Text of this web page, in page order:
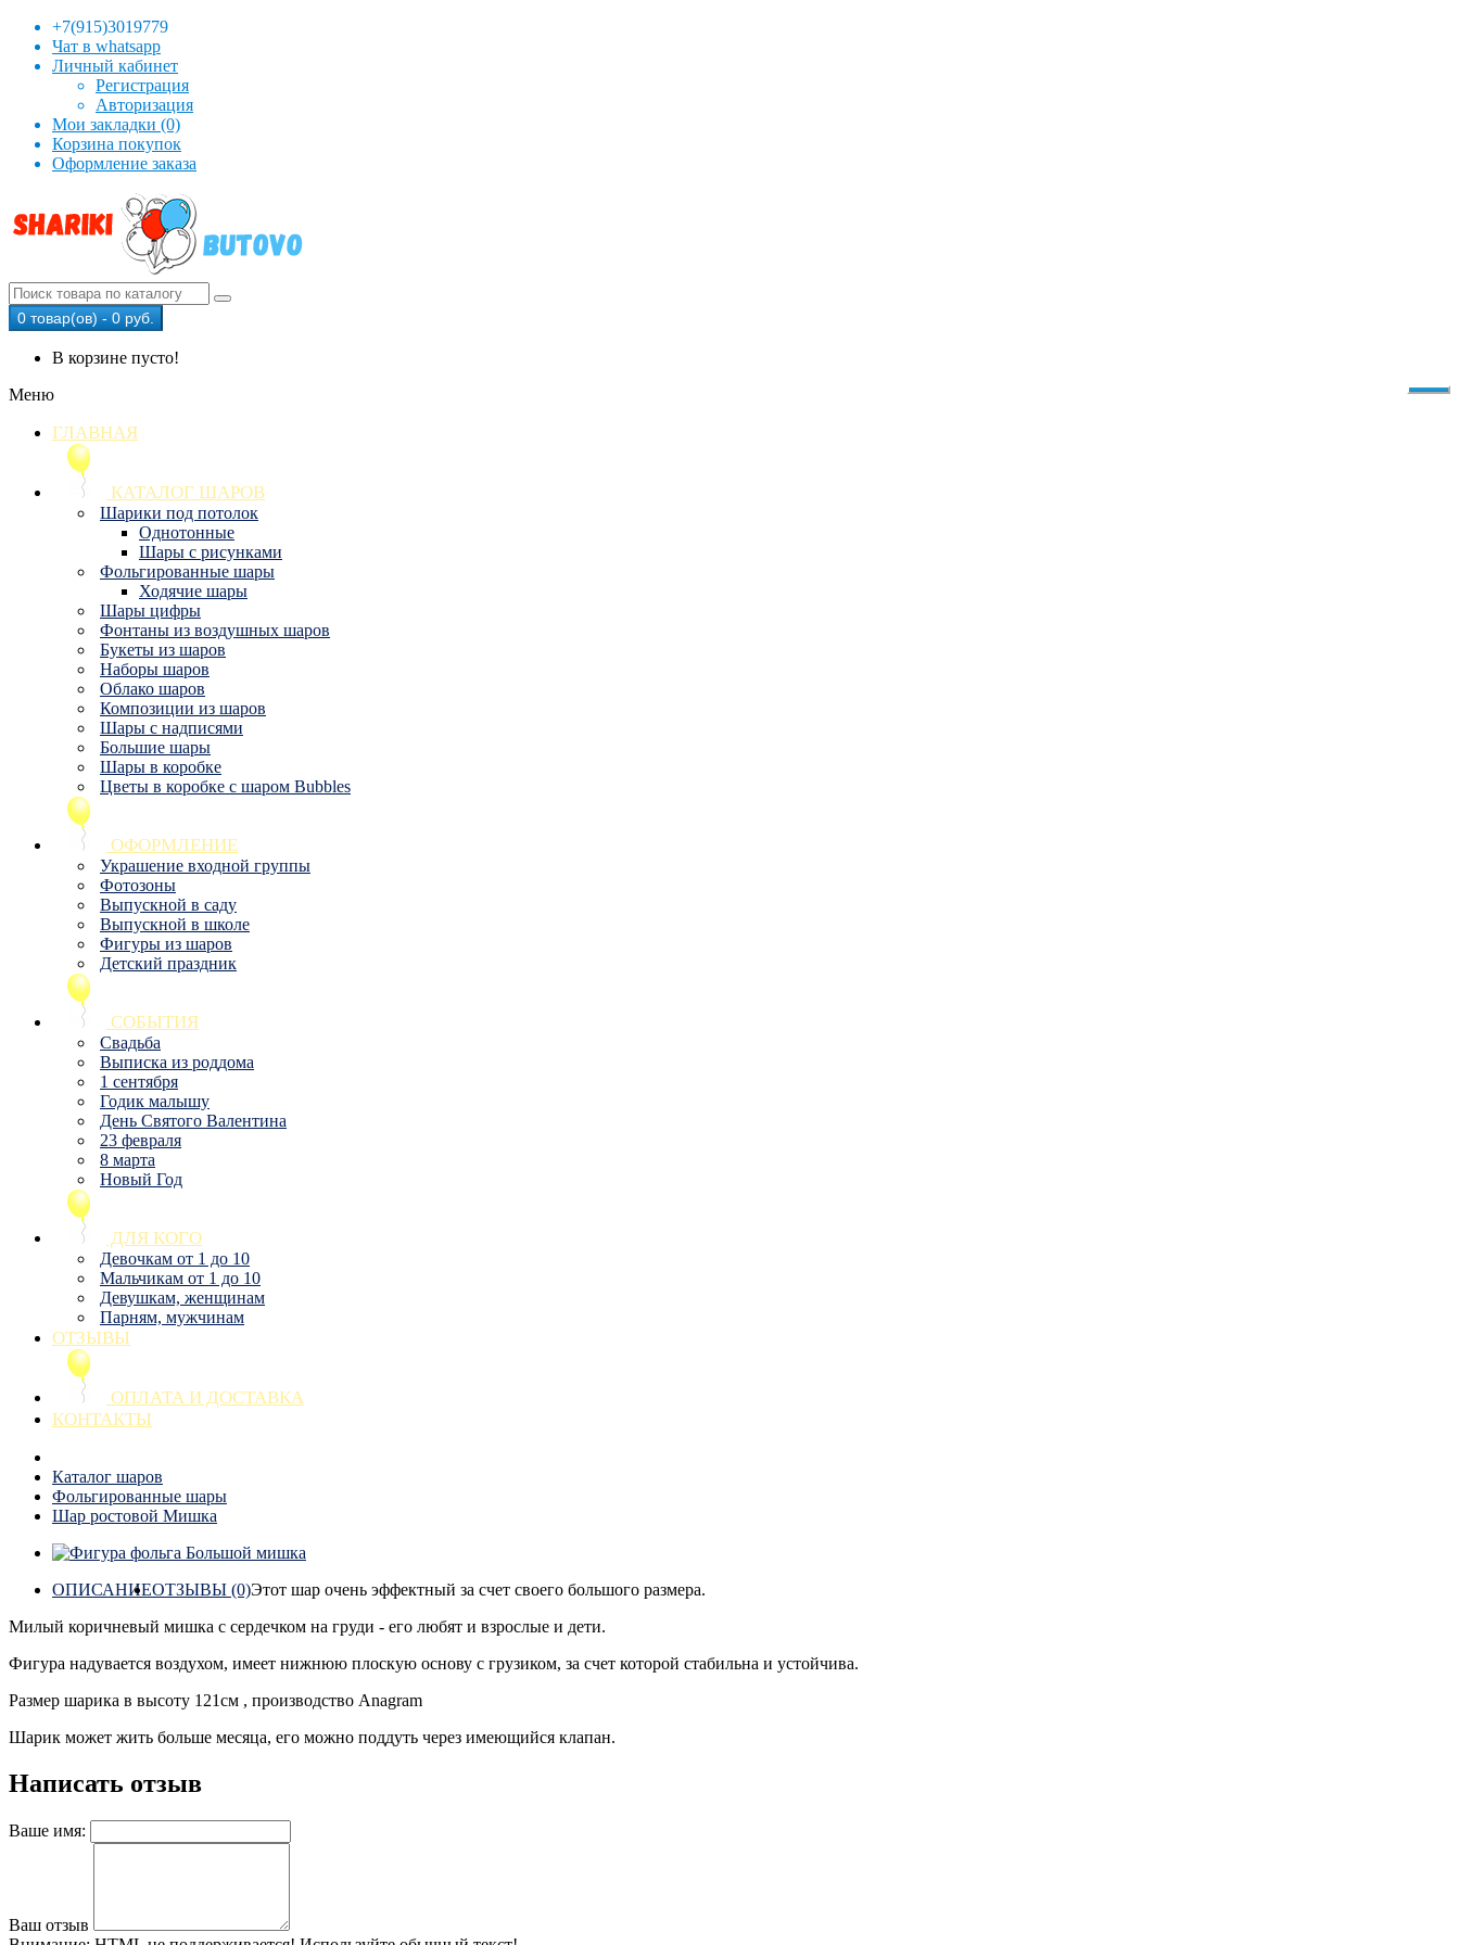
+7(915)3019779
Чат в whatsapp
Личный кабинет
Регистрация
Авторизация
Мои закладки (0)
Корзина покупок
Оформление заказа
0 товар(ов) - 0 руб.
В корзине пусто!
Меню
ГЛАВНАЯ
КАТАЛОГ ШАРОВ
Шарики под потолок
Однотонные
Шары с рисунками
Фольгированные шары
Ходячие шары
Шары цифры
Фонтаны из воздушных шаров
Букеты из шаров
Наборы шаров
Облако шаров
Композиции из шаров
Шары с надписями
Большие шары
Шары в коробке
Цветы в коробке с шаром Bubbles
ОФОРМЛЕНИЕ
Украшение входной группы
Фотозоны
Выпускной в саду
Выпускной в школе
Фигуры из шаров
Детский праздник
СОБЫТИЯ
Свадьба
Выписка из роддома
1 сентября
Годик малышу
День Святого Валентина
23 февраля
8 марта
Новый Год
ДЛЯ КОГО
Девочкам от 1 до 10
Мальчикам от 1 до 10
Девушкам, женщинам
Парням, мужчинам
ОТЗЫВЫ
ОПЛАТА И ДОСТАВКА
КОНТАКТЫ
Каталог шаров
Фольгированные шары
Шар ростовой Мишка
ОПИСАНИЕОТЗЫВЫ (0)Этот шар очень эффектный за счет своего большого размера.
Милый коричневый мишка с сердечком на груди - его любят и взрослые и дети.
Фигура надувается воздухом, имеет нижнюю плоскую основу с грузиком, за счет которой стабильна и устойчива.
Размер шарика в высоту 121см , производство Anagram
Шарик может жить больше месяца, его можно поддуть через имеющийся клапан.
Написать отзыв
Ваше имя:
Ваш отзыв